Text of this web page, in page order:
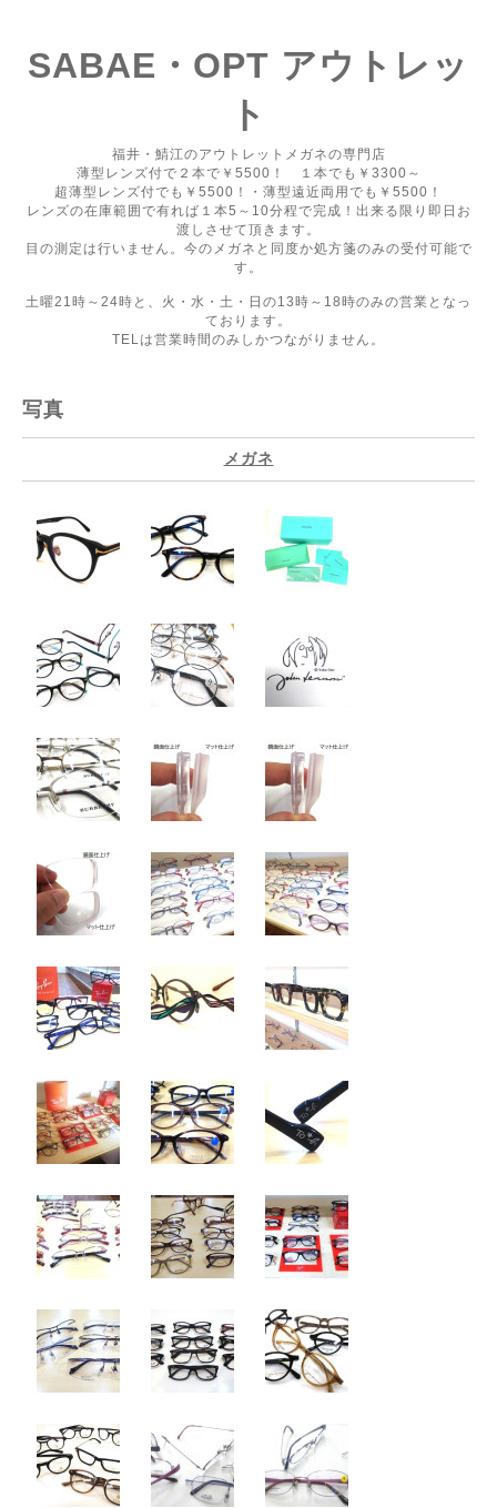
SABAE・OPT アウトレッ
ト
福井・鯖江のアウトレットメガネの専門店
薄型レンズ付で２本で￥5500！ １本でも￥3300～
超薄型レンズ付でも￥5500！・薄型遠近両用でも￥5500！
レンズの在庫範囲で有れば１本5～10分程で完成！出来る限り即日お
渡しさせて頂きます。
目の測定は行いません。今のメガネと同度か処方箋のみの受付可能で
す。
土曜21時～24時と、火・水・土・日の13時～18時のみの営業となっ
ております。
TELは営業時間のみしかつながりません。
写真
メガネ